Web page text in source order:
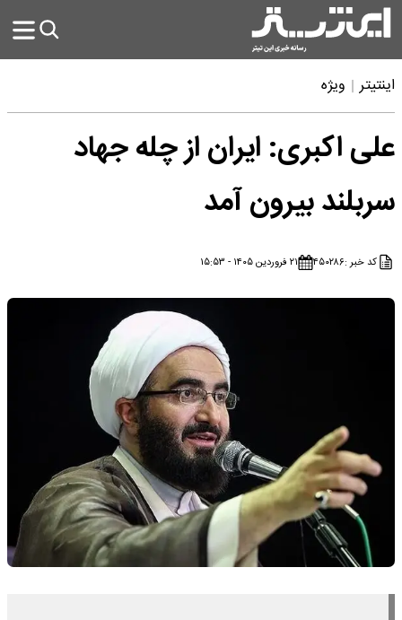
اینتیتر ویژه
علی اکبری: ایران از چله جهاد
سربلند بیرون آمد
کد خبر :۴۵۰۲۸۶ ۲۱ فروردین ۱۴۰۵ - ۱۵:۵۳